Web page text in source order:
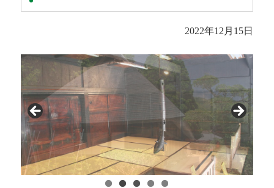
2022年12月15日